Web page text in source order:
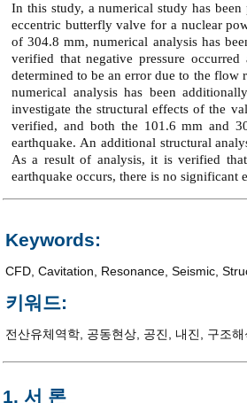
In this study, a numerical study has
eccentric butterfly valve for a nuclear
of 304.8 mm, numerical analysis has
verified that negative pressure
determined to be an error due to the flow
numerical analysis has been
investigate the structural effects of the
verified, and both the 101.6 mm and
earthquake. An additional structural
As a result of analysis, it is verified
earthquake occurs, there is no
Keywords:
CFD Cavitation Resonance Seismic
키워드:
전산유체역학 공동현상 공진 내진 구조해
1. 서 론